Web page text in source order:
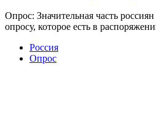
Опрос: Значительная часть
опросу, которое есть в
Россия
Опрос